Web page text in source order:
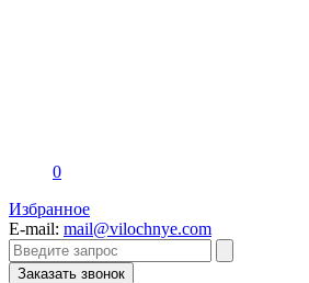
0
Избранное
E-mail: mail@vilochnye.com
Заказать звонок